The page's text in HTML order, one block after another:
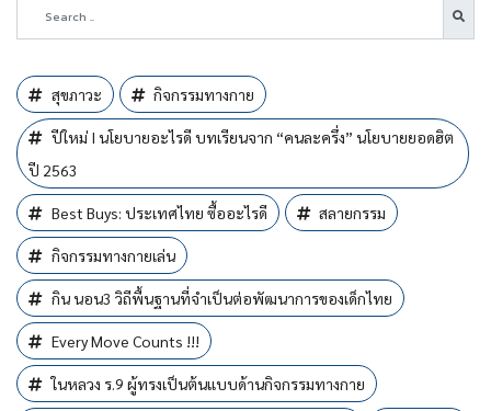
สุขภาวะ กิจกรรมทางกาย
ปีใหม่ I นโยบายอะไรดี บทเรียนจาก “คนละครึ่ง” นโยบายยอดฮิต
ปี 2563
Best Buys: ประเทศไทย ซื้ออะไรดี สลายกรรม
กิจกรรมทางกายเล่น
กิน นอน3 วิถีพื้นฐานที่จำเป็นต่อพัฒนาการของเด็กไทย
Every Move Counts !!!
ในหลวง ร.9 ผู้ทรงเป็นต้นแบบด้านกิจกรรมทางกาย